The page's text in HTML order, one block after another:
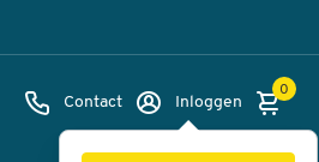
Contact Inloggen
0